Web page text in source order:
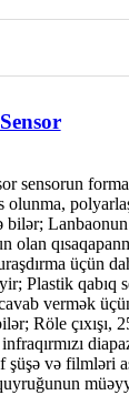
sensorun
olan
üçün
Plastik qabıq
vermək
Röle
şüşə və filmləri